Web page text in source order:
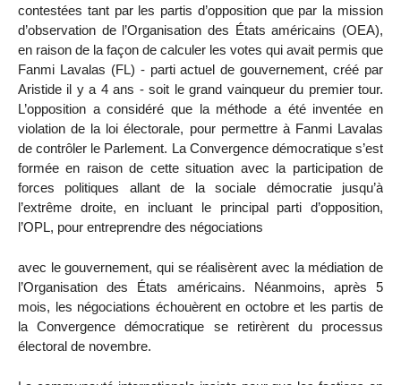
contestées tant par les partis d’opposition que par la mission
d’observation de l’Organisation des États américains (OEA),
en raison de la façon de calculer les votes qui avait permis que
Fanmi Lavalas (FL) - parti actuel de gouvernement, créé par
Aristide il y a 4 ans - soit le grand vainqueur du premier tour.
L’opposition a considéré que la méthode a été inventée en
violation de la loi électorale, pour permettre à Fanmi Lavalas
de contrôler le Parlement. La Convergence démocratique s’est
formée en raison de cette situation avec la participation de
forces politiques allant de la sociale démocratie jusqu’à
l’extrême droite, en incluant le principal parti d’opposition,
l’OPL, pour entreprendre des négociations
avec le gouvernement, qui se réalisèrent avec la médiation de
l’Organisation des États américains. Néanmoins, après 5
mois, les négociations échouèrent en octobre et les partis de
la Convergence démocratique se retirèrent du processus
électoral de novembre.